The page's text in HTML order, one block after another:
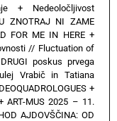
+ Nedeoločljivost
ZNOTRAJ NI ZAME
FOR ME IN HERE+
// Fluctuation of
poskus prvega
Vrabič in Tatiana
+
ART-MUS 2025 – 11.
AJDOVŠČINA: OD